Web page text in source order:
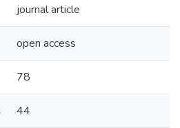
journal article
open access
78
44